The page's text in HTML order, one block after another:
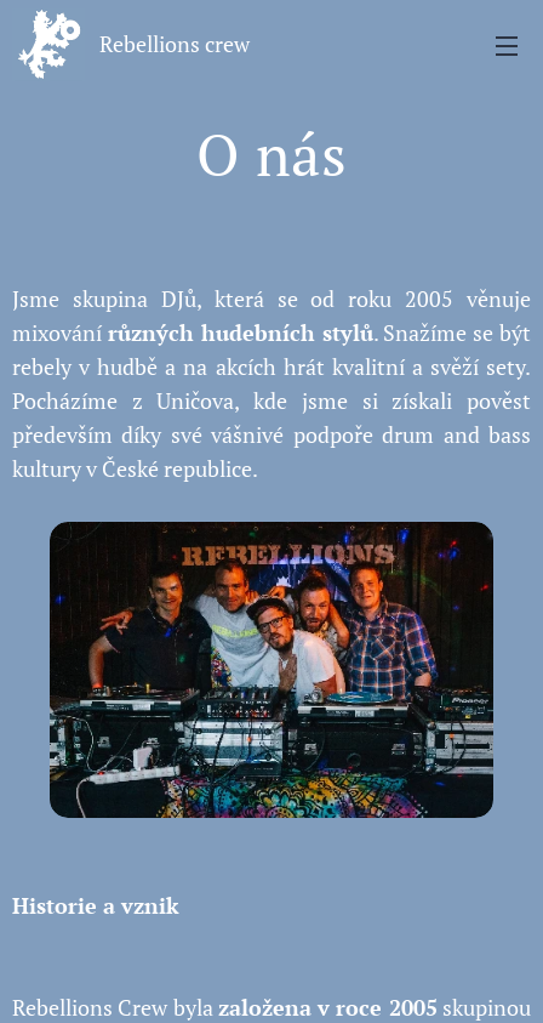
Rebellions crew
O nás
Jsme skupina DJů, která se od roku 2005 věnuje
mixování různých hudebních stylů. Snažíme se být
rebely v hudbě a na akcích hrát kvalitní a svěží sety.
Pocházíme z Uničova, kde jsme si získali pověst
především díky své vášnivé podpoře drum and bass
kultury v České republice.
Historie a vznik
Rebellions Crew bylazaložena v roce 2005 skupinou